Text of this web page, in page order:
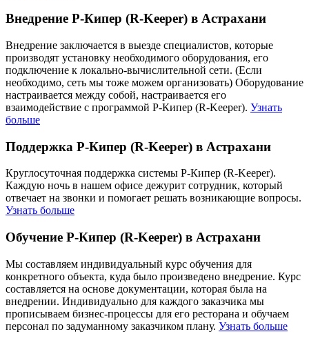
Внедрение Р-Кипер (R-Keeper) в Астрахани
Внедрение заключается в выезде специалистов, которые
производят установку необходимого оборудования, его
подключение к локально-вычислительной сети. (Если
необходимо, сеть мы тоже можем организовать) Оборудование
настраивается между собой, настраивается его
взаимодействие с программой Р-Кипер (R-Keeper). Узнать
больше
Поддержка Р-Кипер (R-Keeper) в Астрахани
Круглосуточная поддержка системы Р-Кипер (R-Keeper).
Каждую ночь в нашем офисе дежурит сотрудник, который
отвечает на звонки и помогает решать возникающие вопросы.
Узнать больше
Обучение Р-Кипер (R-Keeper) в Астрахани
Мы составляем индивидуальный курс обучения для
конкретного объекта, куда было произведено внедрение. Курс
составляется на основе документации, которая была на
внедрении. Индивидуально для каждого заказчика мы
прописываем бизнес-процессы для его ресторана и обучаем
персонал по задуманному заказчиком плану. Узнать больше